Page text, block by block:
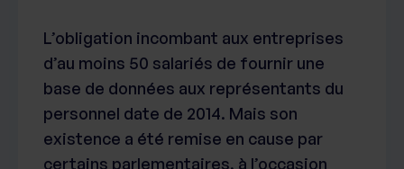
L’obligation incombant aux entreprises
d’au moins 50 salariés de fournir une
base de données aux représentants du
personnel date de 2014. Mais son
existence a été remise en cause par
certains parlementaires, à l’occasion